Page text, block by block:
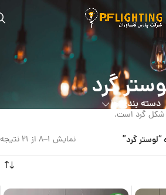
گرد
دسته بندی ها
شکل گرد است.
گرد” نمایش 1–8 از 21 نتیجه